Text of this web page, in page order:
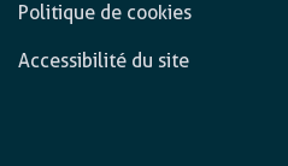
Politique de cookies
Accessibilité du site